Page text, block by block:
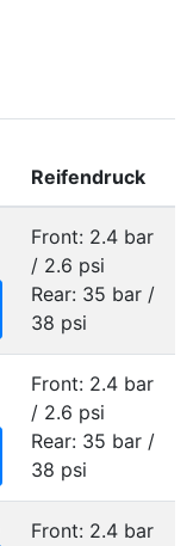
Reifendruck
Front: 2.4 bar
/ 2.6 psi
Rear: 35 bar /
38 psi
Front: 2.4 bar
/ 2.6 psi
Rear: 35 bar /
38 psi
Front: 2.4 bar